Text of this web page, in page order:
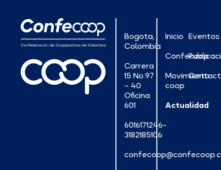
Bogota,
Colombia
Carrera
15 No.97
– 40
Oficina
601
6016171246-
3182185106
Inicio
Confecoop
Movimiento
coop
Actualidad
Eventos